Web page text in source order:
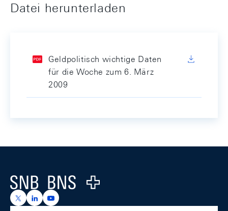
Datei herunterladen
Geldpolitisch wichtige Daten
für die Woche zum 6. März
2009
Logo
https://x.com/snb_bns
https://ch.linkedin.com/company/swiss-national-
https://www.youtube.com/@swissnationalbank